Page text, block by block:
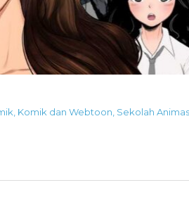
Komik dan Webtoon Sekolah